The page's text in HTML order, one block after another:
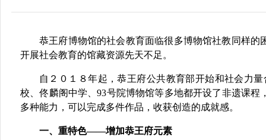
恭王府博物馆的社会教育面临很多博物馆社教同样
开展社会教育的馆藏资源先天不足。
自２０１８年起，恭王府公共教育部开始和社会力
校、佟麟阁中学、93号院博物馆等多地都开设了非遗课程
多种能力，可以完成多件作品，收获创造的成就感。
一、重特色——增加恭王府元素